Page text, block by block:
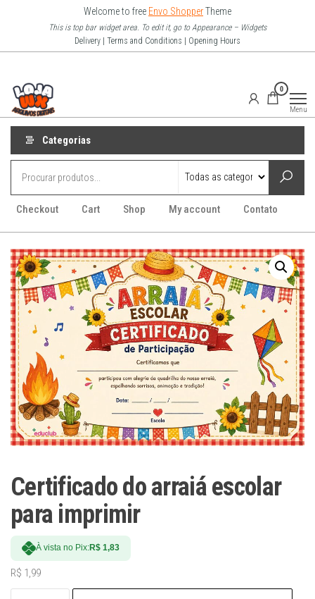
o
Welcome to free Envo ShopperTheme
This is top bar widget area. To edit it, go to Appearance – Widgets
Delivery | Terms and Conditions | Opening Hours
Arquivo
Digitais
0
Menu
Categorias
Checkout Cart Shop My account Contato
Certificado do arraiá escolar
para imprimir
À vista no Pix:R$ 1,83
R$ 1,99